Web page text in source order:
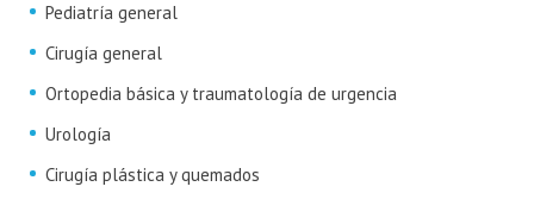
Pediatría general
Cirugía general
Ortopedia básica y traumatología de urgencia
Urología
Cirugía plástica y quemados